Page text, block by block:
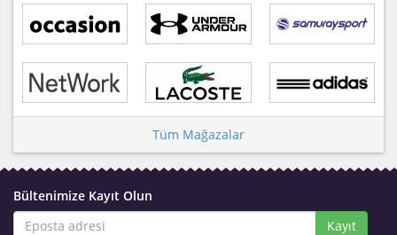
Tüm Mağazalar
Bültenimize Kayıt Olun
Kayıt